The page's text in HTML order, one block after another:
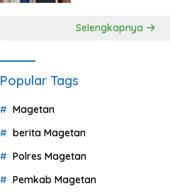
Selengkapnya
Popular Tags
Magetan
berita Magetan
Polres Magetan
Pemkab Magetan